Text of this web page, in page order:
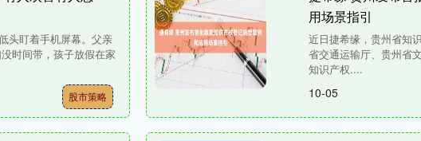
头盯着手机屏幕。父亲
时间带，孩子放假在家
股市策略
用场景指引
近日捷希缘，贵州省知
省交通运输厅、贵州省
知识产权....
10-05